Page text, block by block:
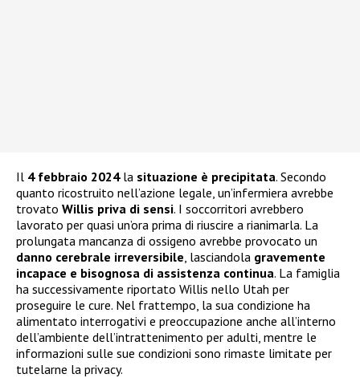
Il 4 febbraio 2024la situazione è precipitata. Secondo
quanto ricostruito nell’azione legale, un’infermiera avrebbe
trovato Willis priva di sensi. I soccorritori avrebbero
lavorato per quasi un’ora prima di riuscire a rianimarla. La
prolungata mancanza di ossigeno avrebbe provocato un
danno cerebrale irreversibile , lasciandola gravemente
incapace e bisognosa di assistenza continua. La famiglia
ha successivamente riportato Willis nello Utah per
proseguire le cure. Nel frattempo, la sua condizione ha
alimentato interrogativi e preoccupazione anche all’interno
dell’ambiente dell’intrattenimento per adulti, mentre le
informazioni sulle sue condizioni sono rimaste limitate per
tutelarne la privacy.